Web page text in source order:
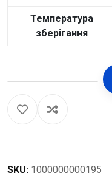
Температура
зберігання
SKU: 1000000000195